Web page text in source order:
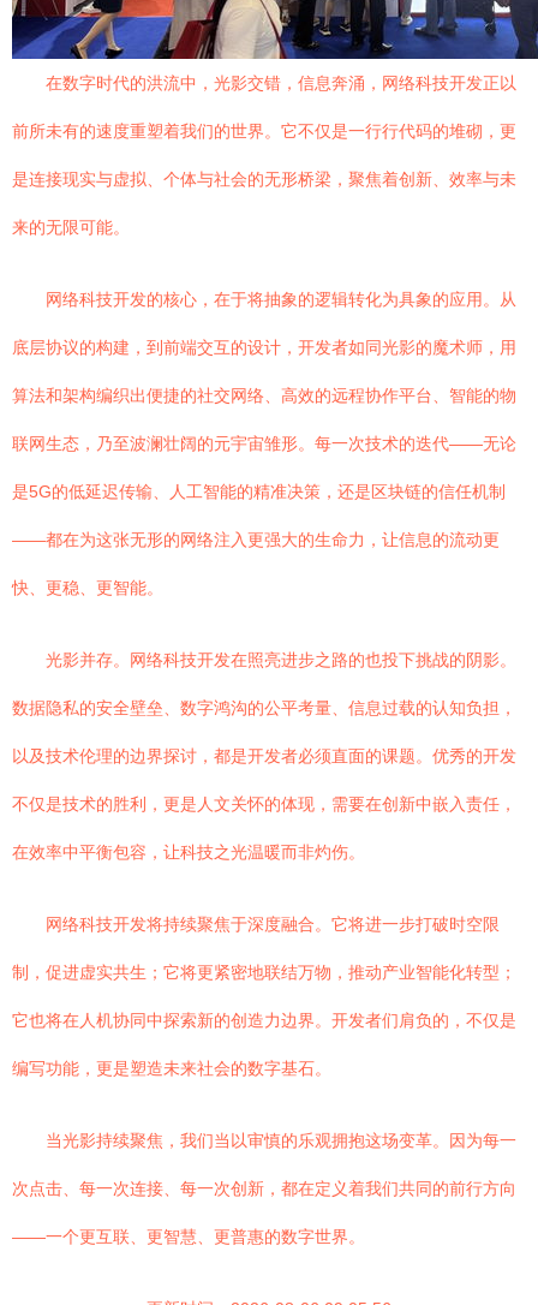
在数字时代的洪流中，光影交错，信息奔涌，网络科技开发正以
前所未有的速度重塑着我们的世界。它不仅是一行行代码的堆砌，更
是连接现实与虚拟、个体与社会的无形桥梁，聚焦着创新、效率与未
来的无限可能。
网络科技开发的核心，在于将抽象的逻辑转化为具象的应用。从
底层协议的构建，到前端交互的设计，开发者如同光影的魔术师，用
算法和架构编织出便捷的社交网络、高效的远程协作平台、智能的物
联网生态，乃至波澜壮阔的元宇宙雏形。每一次技术的迭代——无论
是5G的低延迟传输、人工智能的精准决策，还是区块链的信任机制
——都在为这张无形的网络注入更强大的生命力，让信息的流动更
快、更稳、更智能。
光影并存。网络科技开发在照亮进步之路的也投下挑战的阴影。
数据隐私的安全壁垒、数字鸿沟的公平考量、信息过载的认知负担，
以及技术伦理的边界探讨，都是开发者必须直面的课题。优秀的开发
不仅是技术的胜利，更是人文关怀的体现，需要在创新中嵌入责任，
在效率中平衡包容，让科技之光温暖而非灼伤。
网络科技开发将持续聚焦于深度融合。它将进一步打破时空限
制，促进虚实共生；它将更紧密地联结万物，推动产业智能化转型；
它也将在人机协同中探索新的创造力边界。开发者们肩负的，不仅是
编写功能，更是塑造未来社会的数字基石。
当光影持续聚焦，我们当以审慎的乐观拥抱这场变革。因为每一
次点击、每一次连接、每一次创新，都在定义着我们共同的前行方向
——一个更互联、更智慧、更普惠的数字世界。